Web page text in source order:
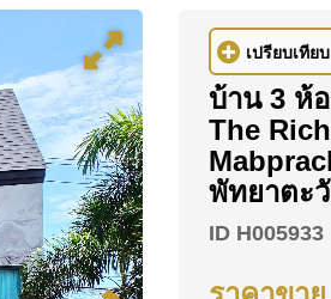
เปรียบเทียบ
บ้าน 3 ห้
The
พัทยาตะ
ID H005933